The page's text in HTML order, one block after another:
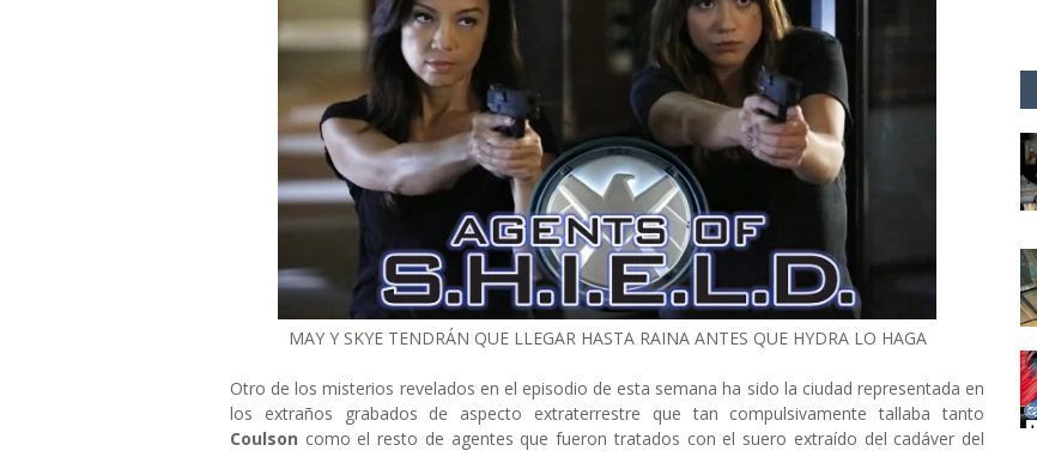
MAY Y SKYE TENDRÁN QUE LLEGAR HASTA RAINA ANTES QUE HYDRA LO HAGA
Otro de los misterios revelados en el episodio de esta semana ha sido la ciudad representada en
los extraños grabados de aspecto extraterrestre que tan compulsivamente tallaba tanto
Coulson como el resto de agentes que fueron tratados con el suero extraído del cadáver del